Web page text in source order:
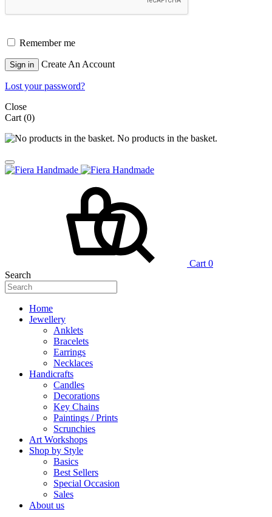
Remember me
Sign in Create An Account
Lost your password?
Close
Cart (0)
No products in the basket.
Cart 0
Search
Home
Jewellery
Anklets
Bracelets
Earrings
Necklaces
Handicrafts
Candles
Decorations
Key Chains
Paintings / Prints
Scrunchies
Art Workshops
Shop by Style
Basics
Best Sellers
Special Occasion
Sales
About us